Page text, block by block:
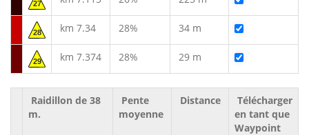
27
28 km 7.34 28% 34 m
29 km 7.374 28% 29 m
Raidillon de 38
m.
Pente
moyenne
Distance
Télécharger
en tant que
Waypoint